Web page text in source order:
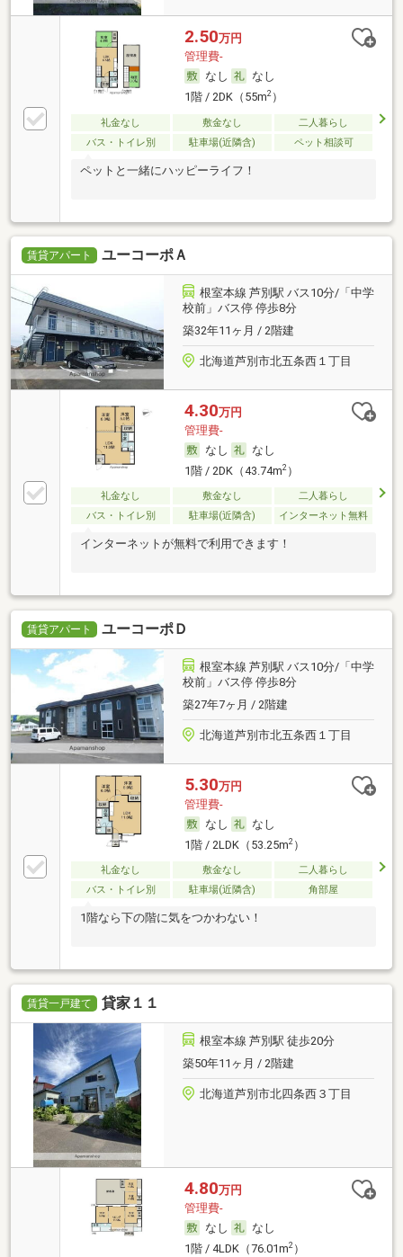
2.50万円
管理費-
なし
なし
1階 / 2DK（55m2）
礼金なし 敷金なし
二人暮らし
バス・トイレ別
駐車場(近隣含) ペット相談可
ペットと一緒にハッピーライフ！
賃貸アパート ユーコーポＡ
根室本線 芦別駅 バス10分/「中学
校前」バス停 停歩8分
築32年11ヶ月 / 2階建
北海道芦別市北五条西１丁目
4.30万円
管理費-
なし
なし
1階 / 2DK（43.74m2）
礼金なし 敷金なし
二人暮らし
バス・トイレ別
駐車場(近隣含) インターネット無料
インターネットが無料で利用できます！
賃貸アパート ユーコーポＤ
根室本線 芦別駅 バス10分/「中学
校前」バス停 停歩8分
築27年7ヶ月 / 2階建
北海道芦別市北五条西１丁目
5.30万円
管理費-
なし
なし
1階 / 2LDK（53.25m2）
礼金なし 敷金なし
二人暮らし
バス・トイレ別
駐車場(近隣含) 角部屋
1階なら下の階に気をつかわない！
賃貸一戸建て 貸家１１
根室本線 芦別駅 徒歩20分
築50年11ヶ月 / 2階建
北海道芦別市北四条西３丁目
4.80万円
管理費-
なし
なし
1階 / 4LDK（76.01m2）